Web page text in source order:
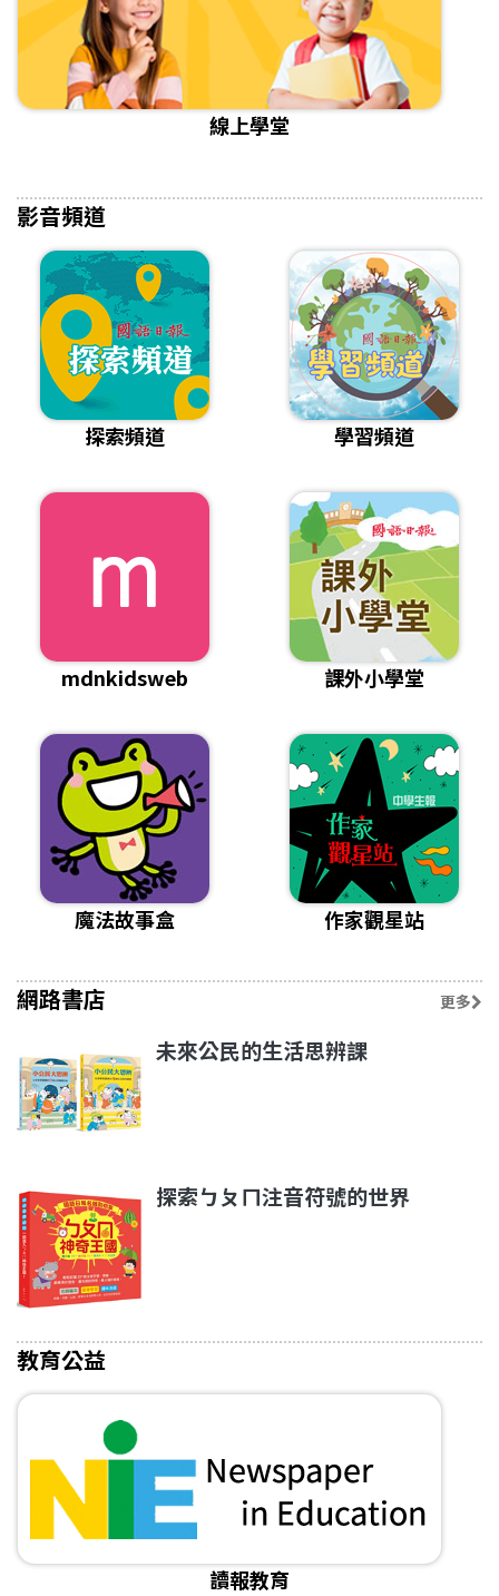
線上學堂
影音頻道
探索頻道 學習頻道
mdnkidsweb 課外小學堂
魔法故事盒 作家觀星站
網路書店 更多
未來公民的生活思辨課
探索ㄅㄆㄇ注音符號的世界
教育公益
讀報教育